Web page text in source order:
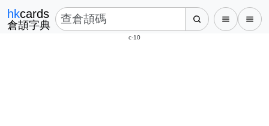
hkcards
倉頡字典
c-10